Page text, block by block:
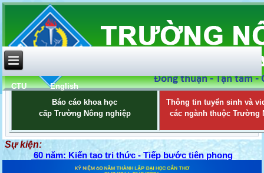
CTU
English
Báo cáo khoa học
cấp Trường Nông nghiệp
Thông tin tuyển sinh và
các ngành thuộc Trường
Sự kiện:
60 năm: Kiến tạo tri thức - Tiếp bước tiên phong